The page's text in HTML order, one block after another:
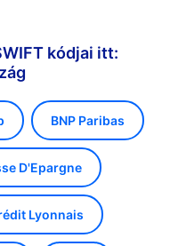
kódjai itt:
BNP Paribas
D'Epargne
Lyonnais